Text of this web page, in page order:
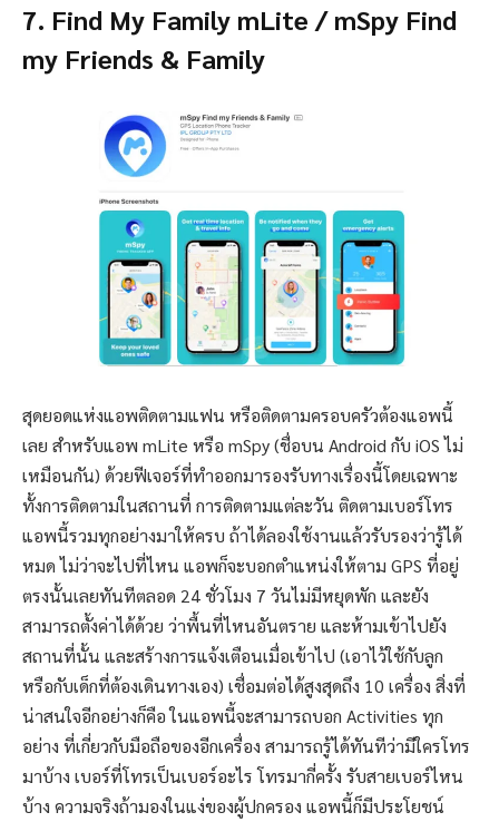
7. Find My Family mLite / mSpy Find
my Friends & Family
สุดยอดแห่งแอพติดตามแฟน หรือติดตามครอบครัวต้องแอพนี้
เลย สำหรับแอพ mLite หรือ mSpy (ชื่อบน Android กับ iOS ไม่
เหมือนกัน) ด้วยฟีเจอร์ที่ทำออกมารองรับทางเรื่องนี้โดยเฉพาะ
ทั้งการติดตามในสถานที่ การติดตามแต่ละวัน ติดตามเบอร์โทร
แอพนี้รวมทุกอย่างมาให้ครบ ถ้าได้ลองใช้งานแล้วรับรองว่ารู้ได้
หมด ไม่ว่าจะไปที่ไหน แอพก็จะบอกตำแหน่งให้ตาม GPS ที่อยู่
ตรงนั้นเลยทันทีตลอด 24 ชั่วโมง 7 วันไม่มีหยุดพัก และยัง
สามารถตั้งค่าได้ด้วย ว่าพื้นที่ไหนอันตราย และห้ามเข้าไปยัง
สถานที่นั้น และสร้างการแจ้งเตือนเมื่อเข้าไป (เอาไว้ใช้กับลูก
หรือกับเด็กที่ต้องเดินทางเอง) เชื่อมต่อได้สูงสุดถึง 10 เครื่อง สิ่งที่
น่าสนใจอีกอย่างก็คือ ในแอพนี้จะสามารถบอก Activities ทุก
อย่าง ที่เกี่ยวกับมือถือของอีกเครื่อง สามารถรู้ได้ทันทีว่ามีใครโทร
มาบ้าง เบอร์ที่โทรเป็นเบอร์อะไร โทรมากี่ครั้ง รับสายเบอร์ไหน
บ้าง ความจริงถ้ามองในแง่ของผู้ปกครอง แอพนี้ก็มีประโยชน์